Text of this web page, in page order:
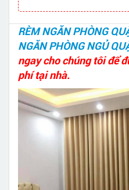
RÈM NGĂN PHÒNG
NGĂN PHÒNG NGỦ
ngay cho chúng tôi để
phí tại nhà.